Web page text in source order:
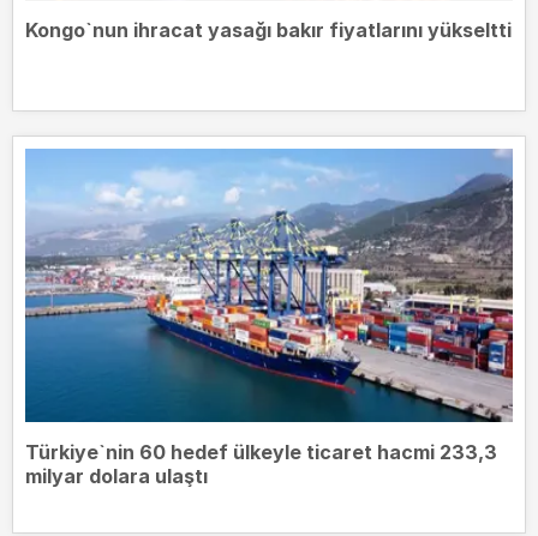
Kongo`nun ihracat yasağı bakır fiyatlarını yükseltti
Türkiye`nin 60 hedef ülkeyle ticaret hacmi 233,3
milyar dolara ulaştı